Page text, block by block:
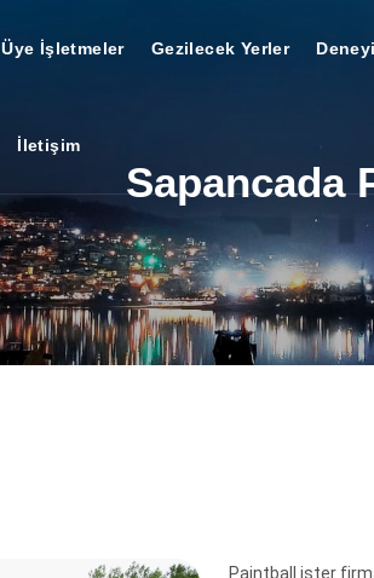
Üye İşletmeler Gezilecek Yerler
İletişim
Sapancada
Paintball ister